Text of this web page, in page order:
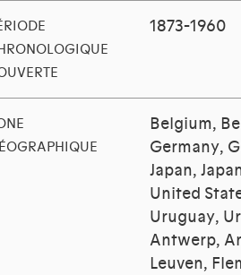
1873-1960
Belgium,
Germany,
Japan,
United
Uruguay,
Antwerp,
Leuven,